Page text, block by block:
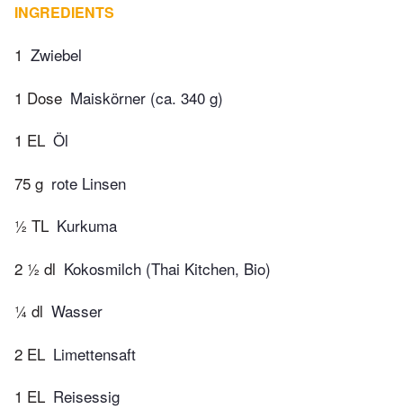
INGREDIENTS
1 Zwiebel
1 Dose Maiskörner (ca. 340 g)
1 EL Öl
75 g rote Linsen
½ TL Kurkuma
2 ½ dl Kokosmilch (Thai Kitchen, Bio)
¼ dl Wasser
2 EL Limettensaft
1 EL Reisessig